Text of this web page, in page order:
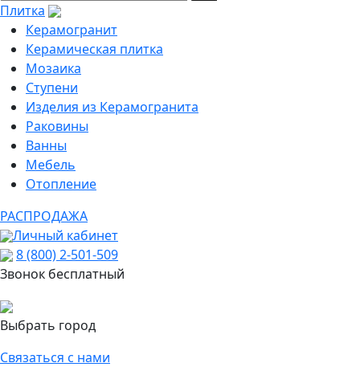
Плитка
Керамогранит
Керамическая плитка
Мозаика
Ступени
Изделия из Керамогранита
Раковины
Ванны
Мебель
Отопление
РАСПРОДАЖА
Личный кабинет
8 (800) 2-501-509
Звонок бесплатный
Выбрать город
Связаться с нами